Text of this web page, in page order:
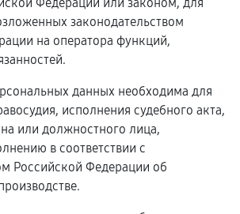
законодательством
на оператора функций,
данных необходима для
исполнения судебного акта,
или должностного лица,
в соответствии с
Российской Федерации об